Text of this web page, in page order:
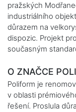
pražských
industriálního
důrazem na
dispozic. Projekt
současným
O ZNAČCE
Poliform je
v oblasti
řešení. Proslula